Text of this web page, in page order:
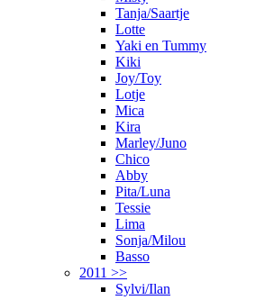
Tanja/Saartje
Lotte
Yaki en Tummy
Kiki
Joy/Toy
Lotje
Mica
Kira
Marley/Juno
Chico
Abby
Pita/Luna
Tessie
Lima
Sonja/Milou
Basso
2011 >>
Sylvi/Ilan